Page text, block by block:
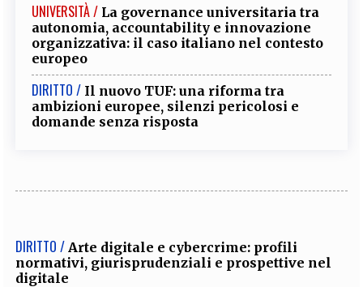
UNIVERSITÀ / La governance universitaria tra
autonomia, accountability e innovazione
organizzativa: il caso italiano nel contesto
europeo
DIRITTO / Il nuovo TUF: una riforma tra
ambizioni europee, silenzi pericolosi e
domande senza risposta
DIRITTO / Arte digitale e cybercrime: profili
normativi, giurisprudenziali e prospettive nel
digitale